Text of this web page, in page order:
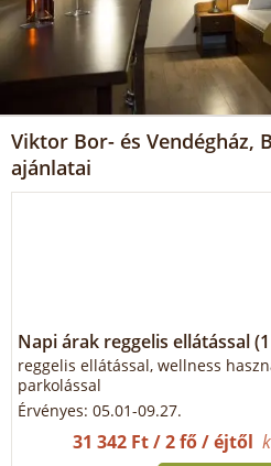
Viktor Bor- és Vendégház,
ajánlatai
Napi árak reggelis ellátással
reggelis ellátással, wellness
parkolással
Érvényes: 05.01-09.27.
31 342 Ft / 2 fő / éjtől